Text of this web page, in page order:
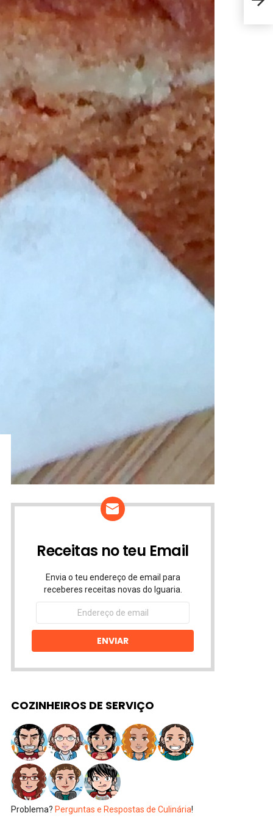
Receitas no teu Email
Envia o teu endereço de email para
receberes receitas novas do Iguaria.
Endereço
email
ENVIAR
COZINHEIROS DE SERVIÇO
Problema? Perguntas e Respostas de Culinária!